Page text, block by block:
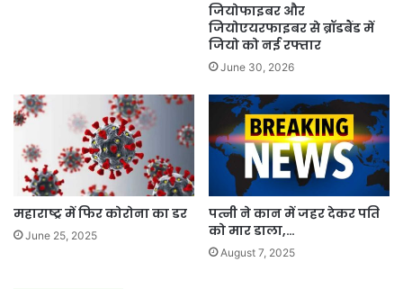
जियोफाइबर और
जियोएयरफाइबर से ब्रॉडबैंड में
जियो को नई रफ्तार
June 30, 2026
महाराष्ट्र में फिर कोरोना का डर
June 25, 2025
पत्नी ने कान में जहर देकर पति
को मार डाला,…
August 7, 2025